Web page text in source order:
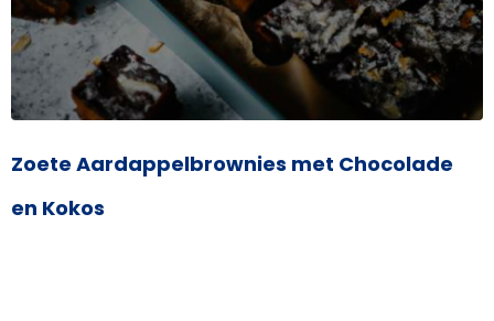
Zoete Aardappelbrownies met Chocolade
en Kokos